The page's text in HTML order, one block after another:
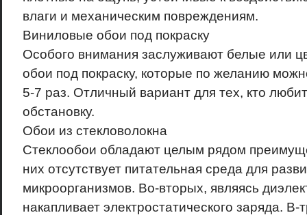
влаги и механическим повреждениям.
Виниловые обои под покраску
Особого внимания заслуживают белые или
обои под покраску, которые по желанию
5-7 раз. Отличный вариант для тех, кто
обстановку.
Обои из стекловолокна
Стеклообои обладают целым рядом
них отсутствует питательная среда для
микроорганизмов. Во-вторых, являясь
накапливает электростатического заряда. В-